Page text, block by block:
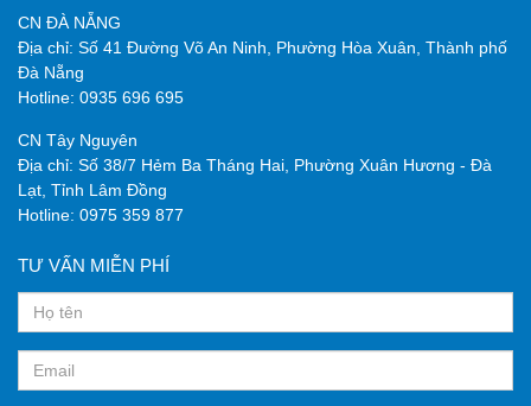
CN ĐÀ NẴNG
Địa chỉ: Số 41 Đường Võ An Ninh, Phường Hòa Xuân, Thành phố
Đà Nẵng
Hotline: 0935 696 695
CN Tây Nguyên
Địa chỉ: Số 38/7 Hẻm Ba Tháng Hai, Phường Xuân Hương - Đà
Lạt, Tỉnh Lâm Đồng
Hotline: 0975 359 877
TƯ VẤN MIỄN PHÍ